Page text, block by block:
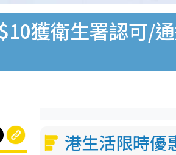
獲衛生署認可/
港生活限時優